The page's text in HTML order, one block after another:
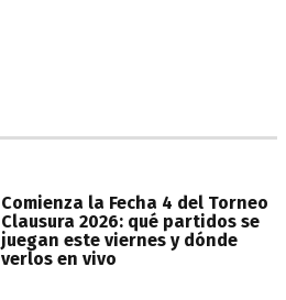
Comienza la Fecha 4 del Torneo
Clausura 2026: qué partidos se
juegan este viernes y dónde
verlos en vivo